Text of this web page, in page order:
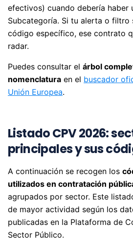
efectivos) cuando debería haber
Subcategoría. Si tu alerta o filtro
código específico, ese contrato
radar.
Puedes consultar el árbol
nomenclatura en el buscador
Unión Europea.
Listado CPV 2026:
principales y sus
A continuación se recogen los
utilizados en contratación
agrupados por sector. Este
de mayor actividad según los
publicadas en la Plataforma de
Sector Público.